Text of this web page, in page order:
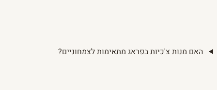
האם מנות צ'כיות בפראג מתאימות לצמחוניים?